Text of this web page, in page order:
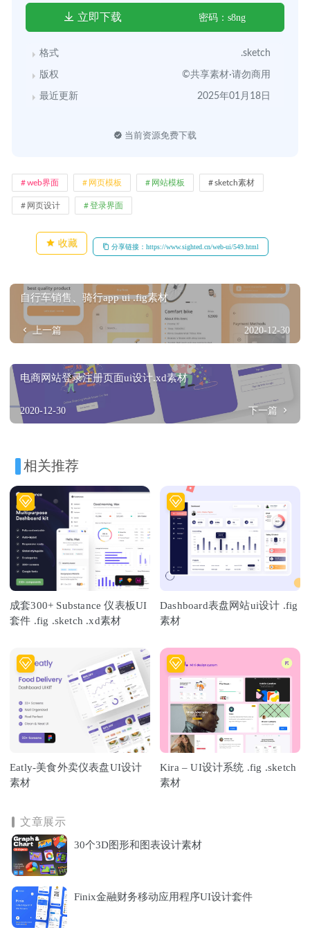
立即下载 密码：s8ng
格式 .sketch
版权 ©共享素材·请勿商用
最近更新 2025年01月18日
当前资源免费下载
web界面 网页模板 网站模板 sketch素材
网页设计 登录界面
收藏 分享链接：https://www.sighted.cn/web-ui/549.html
自行车销售、骑行app ui .fig素材
上一篇 2020-12-30
电商网站登录注册页面ui设计.xd素材
2020-12-30 下一篇
相关推荐
成套300+ Substance 仪表板UI
套件 .fig .sketch .xd素材
Dashboard表盘网站ui设计 .fig
素材
Eatly-美食外卖仪表盘UI设计
素材
Kira – UI设计系统 .fig .sketch
素材
文章展示
30个3D图形和图表设计素材
Finix金融财务移动应用程序UI设计套件